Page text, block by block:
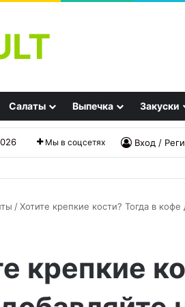
Салаты Выпечка Закуски
Мы в соцсетях Вход /
/Хотите крепкие кости? Тогда в
крепкие
вид
в
посудомоечной